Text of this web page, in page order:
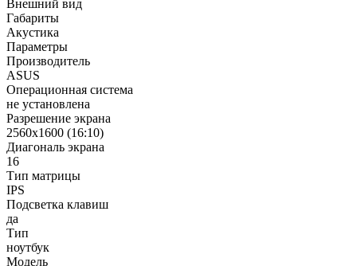
Внешний вид
Габариты
Акустика
Параметры
Производитель
ASUS
Операционная система
не установлена
Разрешение экрана
2560x1600 (16:10)
Диагональ экрана
16
Тип матрицы
IPS
Подсветка клавиш
да
Тип
ноутбук
Модель